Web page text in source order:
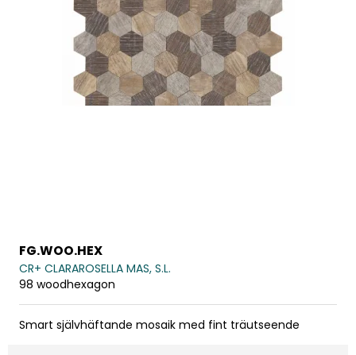
FG.WOO.HEX
CR+ CLARAROSELLA MAS, S.L.
98 woodhexagon
Smart självhäftande mosaik med fint träutseende